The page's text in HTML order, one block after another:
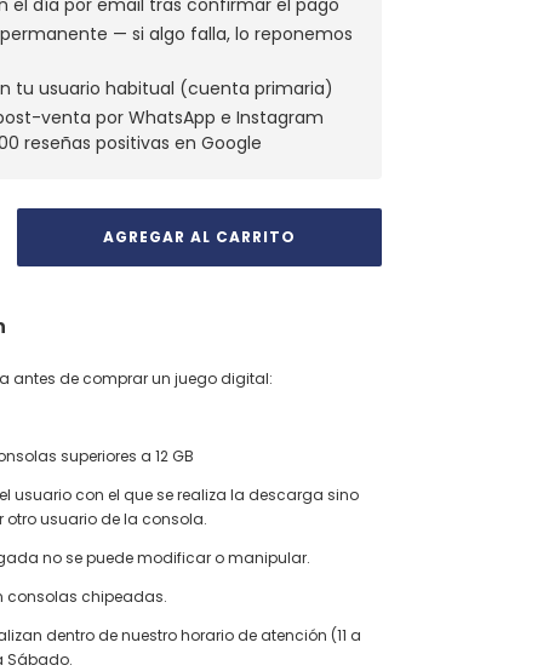
el día por email tras confirmar el pago
— si algo falla, lo reponemos
tu usuario habitual (cuenta primaria)
venta por WhatsApp e Instagram
reseñas positivas en Google
antes de comprar un juego digital:
superiores a 12 GB
usuario con el que se realiza la descarga sino
otro usuario de la consola.
no se puede modificar o manipular.
consolas chipeadas.
dentro de nuestro horario de atención (11 a
Sábado.